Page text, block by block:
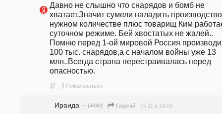
Давно не слышно что снарядов и бомб не
хватает.Значит сумели наладить
нужном количестве плюс товарищ Ким
суточном режиме. Бей хвостатых не жалей..
Помню перед 1-ой мировой Россия
100 тыс. снарядов,а с началом войны уже 13
млн..Всегда страна перестраивалась перед
опасностью.
# ! Пожаловаться
Ираида — (5032) Георгий 15.11 в 14:03